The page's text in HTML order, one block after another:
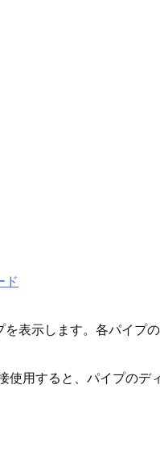
ド
を表示します。各パイプ
用すると、パイプのデ